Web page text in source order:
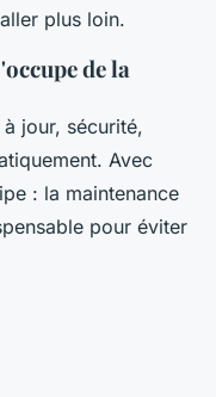
plus loin.
de la
jour, sécurité,
Avec
: la maintenance
pour éviter